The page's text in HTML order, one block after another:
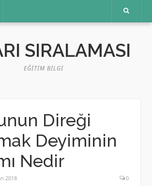
SIRALAMASI
EĞITIM BILGI
Direği
Deyiminin
Nedir
2018 0